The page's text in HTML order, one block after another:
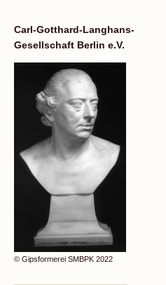
Carl-Gotthard-Langhans-
Gesellschaft Berlin e.V.
© Gipsformerei SMBPK 2022